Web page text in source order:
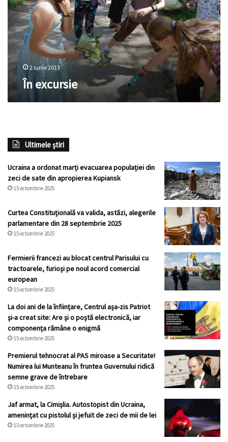
2 iunie 2013
În excursie
Ultimele știri
Ucraina a ordonat marți evacuarea populației din
zeci de sate din apropierea Kupiansk
15 octombrie 2025
Curtea Constituțională va valida, astăzi, alegerile
parlamentare din 28 septembrie 2025
15 octombrie 2025
Fermierii francezi au blocat centrul Parisului cu
tractoarele, furioși pe noul acord comercial
european
15 octombrie 2025
La doi ani de la înființare, Centrul așa-zis Patriot
și-a creat site: Are și o poștă electronică, iar
componența rămâne o enigmă
15 octombrie 2025
Premierul tehnocrat al PAS miroase a Securitate!
Numirea lui Munteanu în fruntea Guvernului ridică
semne grave de întrebare
15 octombrie 2025
Jaf armat, la Cimișlia. Autostopist din Ucraina,
amenințat cu pistolul și jefuit de zeci de mii de lei
15 octombrie 2025